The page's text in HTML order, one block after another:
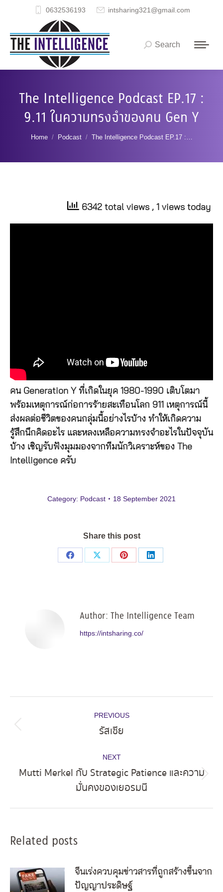
0632536193 intsharing321@gmail.com
Search:
Search
The Intelligence Podcast EP.17 :
9.11 ในความทรงจำของคน Gen Y
You are here:
Home Podcast The Intelligence Podcast EP.17 :…
6342 total views , 1 views today
คน Generation Y ที่เกิดในยุค 1980-1990 เติบโตมา
พร้อมเหตุการณ์ก่อการร้ายสะเทือนโลก 911 เหตุการณ์นี้
ส่งผลต่อชีวิตของคนกลุ่มนี้อย่างไรบ้าง ทำให้เกิดความ
รู้สึกนึกคิดอะไร และหลงเหลือความทรงจำอะไรในปัจจุบัน
บ้าง เชิญรับฟังมุมมองจากทีมนักวิเคราะห์ของ The
Intelligence ครับ
Category: Podcast 18 September 2021
Share this post
Share
Share
Share
Share
Author: The Intelligence Team
https://intsharing.co/
navigation
PREVIOUS
Previous
รัสเซีย
NEXT
Next
post:
Mutti Merkel กับ Strategic Patience และความ
มั่นคงของเยอรมนี
Related posts
จีนเร่งควบคุมข่าวสารที่ถูกสร้างขึ้นจาก
ปัญญาประดิษฐ์